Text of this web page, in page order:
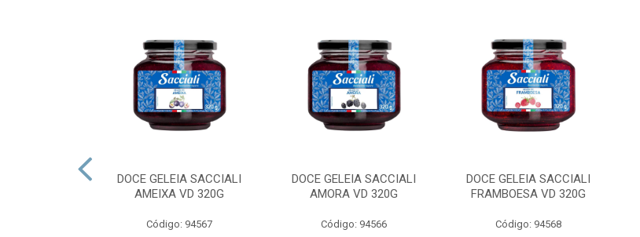
DOCE GELEIA SACCIALI
AMEIXA VD 320G
Código: 94567
DOCE GELEIA SACCIALI
AMORA VD 320G
Código: 94566
DOCE GELEIA SACCIALI
FRAMBOESA VD 320G
Código: 94568